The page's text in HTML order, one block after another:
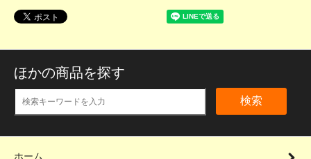
ほかの商品を探す
検索
ホーム